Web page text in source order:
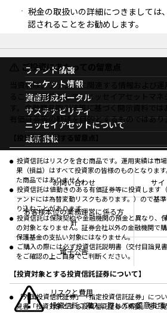
税金の取扱いの詳細につきましては
認されることをお勧めします。
ご投資にあたっての留意点
当資料は、ファンドに関連する情報および
ることを目的として、ニッセイアセットマネ
す。金融商品取引法等に基づく開示資料では
有価証券等の勧誘を目的とするものではあ
【投資信託に関する留意点】
投資信託はリスクを含む商品です。運用実績は市
果（損益）はすべて投資家の皆様のものとなりま
た商品ではありません。
投資信託は値動きのある有価証券等に投資します
ァンドには為替変動リスクもあります。）ので基
り込むことがあります。
投資信託は保険契約や金融機関の預金と異なり、
の対象となりません。証券会社以外の金融機関で
保護基金の支払い対象にはなりません。
ご購入の際には必ず投資信託説明書（交付目論見
をご確認の上ご自身でご判断ください。
【投資対象とする投資信託証券について】
「外国投資信託証券」「指定投資信託証券」につ
見書「投資対象とする投資信託証券の概要」をご
ファンド情報
ファンド情報TOP
基準価額一覧
ファンド検索
ファンド比較
決算カレンダー
海外休日カレンダー
投資信託新商品のご案内
投資信託償還商品のご案内
ちょこっと3分！ファンドシアター
有価証券届出書の効力の発生の有無
こだわりのインデックスファンド
なしシリーズ
確定拠出年金について
マーケット情報
マーケット情報TOP
マーケット指数
マーケットレポート
コラム
ファンドレポート
資産形成ポータル
資産形成ポータルTOP
資産形成サービス
Nダイレクト
Goal Navi
資産形成サポート
NAMシティ
お問い合わせ
よくあるご質問
投資の教室
サステナビリティ
サステナビリティTOP
サステナビリティ経営
サステナブル投資
ニッセイアセットについて
ニッセイアセットについてTOP
会社情報
プレスリリース
受賞歴
方針・その他開示情報
採用情報
公式キャラクターのご紹介
最新情報
マーケットニュース
商品ニュース
おしらせ
メディアお問い合わせ サイ
お客様本位の業務運営に係る方
針
電子公告
リスクと費用
投資信託ご購入に際しての留意事項